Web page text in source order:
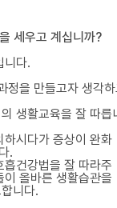
세우고 계십니까?
니다.
정을 만들고자 생각
생활교육을 잘 따릅
시다가 증상이 완화
.
건강법을 잘 따라주
올바른 생활습관을
니다.